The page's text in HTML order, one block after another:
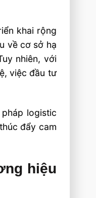
khai rộng
về cơ sở hạ
nhiên, với
việc đầu tư
logistic
đẩy cam
hiệu